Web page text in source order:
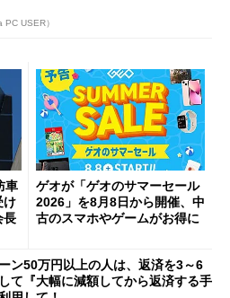
PC USER）
車
け
長
ゲオが「ゲオのサマーセール
2026」を8月8日から開催、中
古のスマホやゲームがお得に
ン50万円以上の人は、返済を3～6
て『大幅に減額してから返済する手